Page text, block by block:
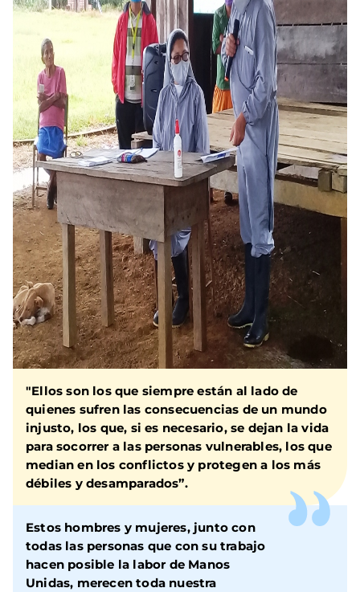
"Ellos son los que siempre están al lado de
quienes sufren las consecuencias de un mundo
injusto, los que, si es necesario, se dejan la vida
para socorrer a las personas vulnerables, los que
median en los conflictos y protegen a los más
débiles y desamparados”.
Estos hombres y mujeres, junto con
todas las personas que con su trabajo
hacen posible la labor de Manos
Unidas, merecen toda nuestra